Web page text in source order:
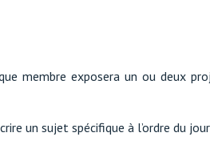
membre exposera un ou deux
un sujet spécifique à l’ordre du